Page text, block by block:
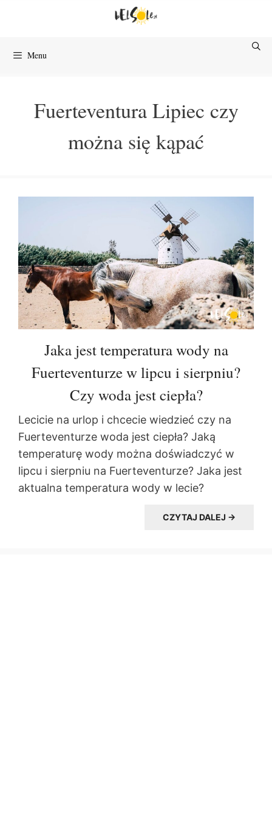
Menu
Fuerteventura Lipiec czy
można się kąpać
Jaka jest temperatura wody na
Fuerteventurze w lipcu i sierpniu?
Czy woda jest ciepła?
Lecicie na urlop i chcecie wiedzieć czy na
Fuerteventurze woda jest ciepła? Jaką
temperaturę wody można doświadczyć w
lipcu i sierpniu na Fuerteventurze? Jaka jest
aktualna temperatura wody w lecie?
CZYTAJ DALEJ →